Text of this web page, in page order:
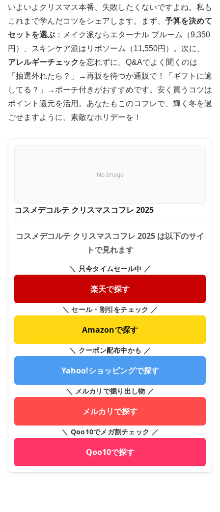
いよいよクリスマス本番、失敗したくないですよね。私も
これまで学んだコツをシェアします。まず、 予算を決めて
セットを選ぶ ：メイク派ならエターナル ブルーム（9,350
円）、スキンケア派はリポソーム（11,550円）。次に、
アレルギーチェック を忘れずに。Q&Aでよく聞くのは
「抽選外れたら？」→再販を待つか通販で！「ギフトに適
してる？」→ポーチ付きがおすすめです。安く買うコツは
ポイント還元を活用。あなたもこのコフレで、輝く冬を過
ごせますように。素敵なホリデーを！
No Image
コスメデコルテ クリスマスコフレ 2025
コスメデコルテ クリスマスコフレ 2025 は以下のサイ
トで見れます
＼ 只今タイムセール中 ／
楽天で探す
＼ セール・割引をチェック ／
Amazonで探す
＼ クーポン配布中かも ／
Yahoo!ショッピングで探す
＼ メルカリで掘り出し物 ／
メルカリで探す
＼ Qoo10でメガ割チェック ／
Qoo10で探す